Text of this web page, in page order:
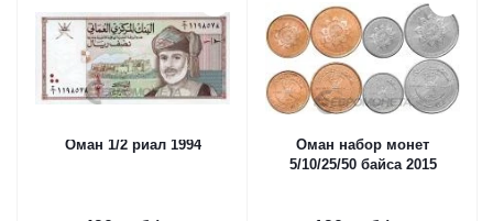
Оман 1/2 риал 1994
Оман набор монет
5/10/25/50 байса 2015